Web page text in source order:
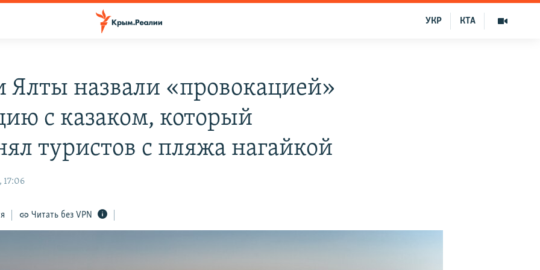
КТА
УКР
Ялты назвали «провокацией»
с казаком, который
туристов с пляжа нагайкой
17:06
Читать без VPN